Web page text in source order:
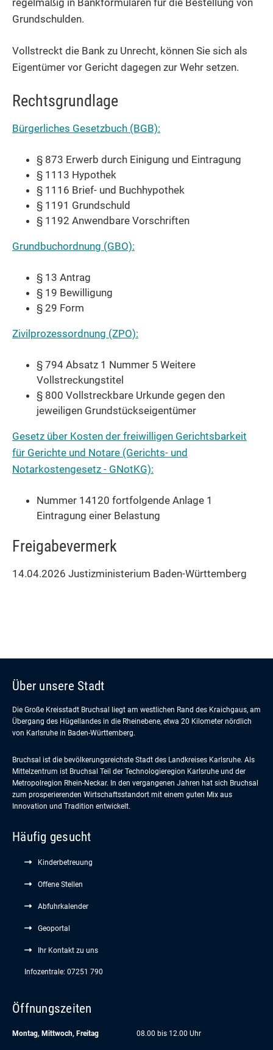
regelmäßig in Bankformularen für die Bestellung von
Grundschulden.
Vollstreckt die Bank zu Unrecht, können Sie sich als
Eigentümer vor Gericht dagegen zur Wehr setzen.
Rechtsgrundlage
Bürgerliches Gesetzbuch (BGB):
§ 873 Erwerb durch Einigung und Eintragung
§ 1113 Hypothek
§ 1116 Brief- und Buchhypothek
§ 1191 Grundschuld
§ 1192 Anwendbare Vorschriften
Grundbuchordnung (GBO):
§ 13 Antrag
§ 19 Bewilligung
§ 29 Form
Zivilprozessordnung (ZPO):
§ 794 Absatz 1 Nummer 5 Weitere
Vollstreckungstitel
§ 800 Vollstreckbare Urkunde gegen den
jeweiligen Grundstückseigentümer
Gesetz über Kosten der freiwilligen Gerichtsbarkeit
für Gerichte und Notare (Gerichts- und
Notarkostengesetz - GNotKG):
Nummer 14120 fortfolgende Anlage 1
Eintragung einer Belastung
Freigabevermerk
14.04.2026 Justizministerium Baden-Württemberg
Über unsere Stadt
Die Große Kreisstadt Bruchsal liegt am westlichen Rand des Kraichgaus, am
Übergang des Hügellandes in die Rheinebene, etwa 20 Kilometer nördlich
von Karlsruhe in Baden-Württemberg.
Bruchsal ist die bevölkerungsreichste Stadt des Landkreises Karlsruhe. Als
Mittelzentrum ist Bruchsal Teil der Technologieregion Karlsruhe und der
Metropolregion Rhein-Neckar. In den vergangenen Jahren hat sich Bruchsal
zum prosperierenden Wirtschaftsstandort mit einem guten Mix aus
Innovation und Tradition entwickelt.
Häufig gesucht
Kinderbetreuung
Offene Stellen
Abfuhrkalender
Geoportal
Ihr Kontakt zu uns
Infozentrale: 07251 790
Öffnungszeiten
Montag, Mittwoch, Freitag 08.00 bis 12.00 Uhr